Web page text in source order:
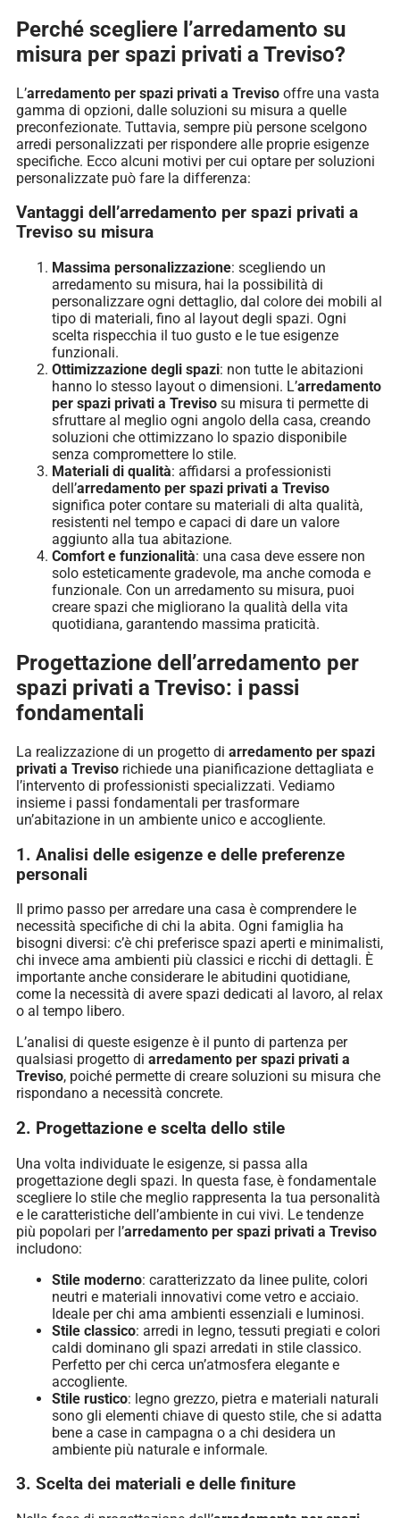
Perché scegliere l’arredamento su
misura per spazi privati a Treviso?
L’arredamento per spazi privati a Treviso offre una vasta
gamma di opzioni, dalle soluzioni su misura a quelle
preconfezionate. Tuttavia, sempre più persone scelgono
arredi personalizzati per rispondere alle proprie esigenze
specifiche. Ecco alcuni motivi per cui optare per soluzioni
personalizzate può fare la differenza:
Vantaggi dell’arredamento per spazi privati a
Treviso su misura
Massima personalizzazione: scegliendo un
arredamento su misura, hai la possibilità di
personalizzare ogni dettaglio, dal colore dei mobili al
tipo di materiali, fino al layout degli spazi. Ogni
scelta rispecchia il tuo gusto e le tue esigenze
funzionali.
Ottimizzazione degli spazi: non tutte le abitazioni
hanno lo stesso layout o dimensioni. L’arredamento
per spazi privati a Treviso su misura ti permette di
sfruttare al meglio ogni angolo della casa, creando
soluzioni che ottimizzano lo spazio disponibile
senza compromettere lo stile.
Materiali di qualità: affidarsi a professionisti
dell’arredamento per spazi privati a Treviso
significa poter contare su materiali di alta qualità,
resistenti nel tempo e capaci di dare un valore
aggiunto alla tua abitazione.
Comfort e funzionalità: una casa deve essere non
solo esteticamente gradevole, ma anche comoda e
funzionale. Con un arredamento su misura, puoi
creare spazi che migliorano la qualità della vita
quotidiana, garantendo massima praticità.
Progettazione dell’arredamento per
spazi privati a Treviso: i passi
fondamentali
La realizzazione di un progetto di arredamento per spazi
privati a Treviso richiede una pianificazione dettagliata e
l’intervento di professionisti specializzati. Vediamo
insieme i passi fondamentali per trasformare
un’abitazione in un ambiente unico e accogliente.
1. Analisi delle esigenze e delle preferenze
personali
Il primo passo per arredare una casa è comprendere le
necessità specifiche di chi la abita. Ogni famiglia ha
bisogni diversi: c’è chi preferisce spazi aperti e minimalisti,
chi invece ama ambienti più classici e ricchi di dettagli. È
importante anche considerare le abitudini quotidiane,
come la necessità di avere spazi dedicati al lavoro, al relax
o al tempo libero.
L’analisi di queste esigenze è il punto di partenza per
qualsiasi progetto di arredamento per spazi privati a
Treviso, poiché permette di creare soluzioni su misura che
rispondano a necessità concrete.
2. Progettazione e scelta dello stile
Una volta individuate le esigenze, si passa alla
progettazione degli spazi. In questa fase, è fondamentale
scegliere lo stile che meglio rappresenta la tua personalità
e le caratteristiche dell’ambiente in cui vivi. Le tendenze
più popolari per l’arredamento per spazi privati a Treviso
includono:
Stile moderno: caratterizzato da linee pulite, colori
neutri e materiali innovativi come vetro e acciaio.
Ideale per chi ama ambienti essenziali e luminosi.
Stile classico: arredi in legno, tessuti pregiati e colori
caldi dominano gli spazi arredati in stile classico.
Perfetto per chi cerca un’atmosfera elegante e
accogliente.
Stile rustico: legno grezzo, pietra e materiali naturali
sono gli elementi chiave di questo stile, che si adatta
bene a case in campagna o a chi desidera un
ambiente più naturale e informale.
3. Scelta dei materiali e delle finiture